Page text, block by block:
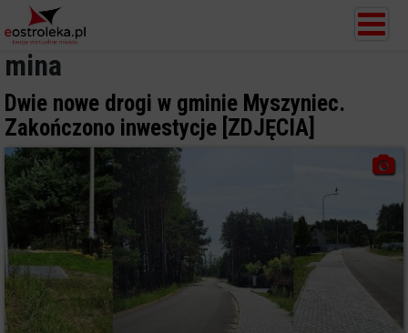
mina
Dwie nowe drogi w gminie Myszyniec.
Zakończono inwestycje [ZDJĘCIA]